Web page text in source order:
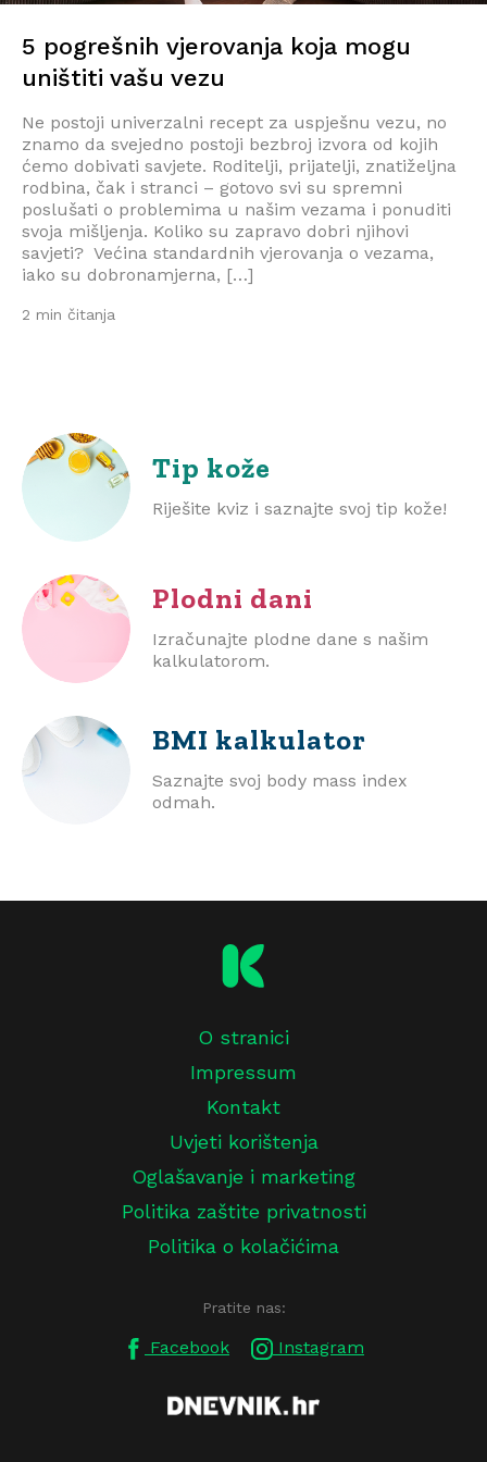
5 pogrešnih vjerovanja koja mogu
uništiti vašu vezu
Ne postoji univerzalni recept za uspješnu vezu, no
znamo da svejedno postoji bezbroj izvora od kojih
ćemo dobivati savjete. Roditelji, prijatelji, znatiželjna
rodbina, čak i stranci – gotovo svi su spremni
poslušati o problemima u našim vezama i ponuditi
svoja mišljenja. Koliko su zapravo dobri njihovi
savjeti? Većina standardnih vjerovanja o vezama,
iako su dobronamjerna, […]
2 min čitanja
Tip kože
Riješite kviz i saznajte svoj tip kože!
Plodni dani
Izračunajte plodne dane s našim
kalkulatorom.
BMI kalkulator
Saznajte svoj body mass index
odmah.
O stranici
Impressum
Kontakt
Uvjeti korištenja
Oglašavanje i marketing
Politika zaštite privatnosti
Politika o kolačićima
Pratite nas:
Facebook Instagram